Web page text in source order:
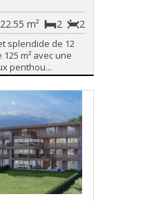
2
2
m²
splendide de 12
m² avec une
penthou...